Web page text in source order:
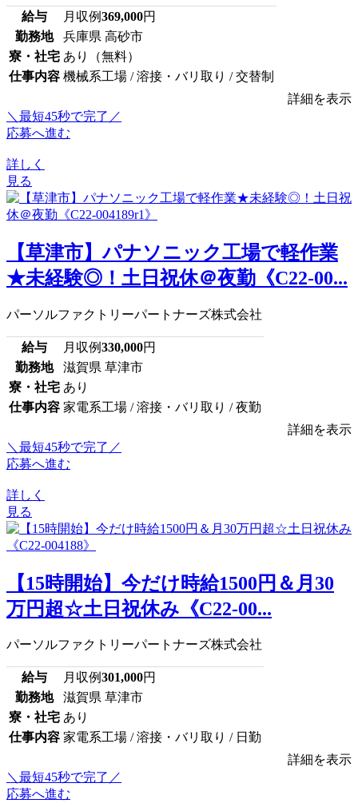
給与 月収例369,000円
勤務地
兵庫県 高砂市
寮・社宅 あり（無料）
仕事内容 機械系工場 / 溶接・バリ取り / 交替制
詳細を表示
＼最短45秒で完了／
応募へ進む
詳しく
見る
【草津市】パナソニック工場で軽作業
★未経験◎！土日祝休＠夜勤《C22-00...
パーソルファクトリーパートナーズ株式会社
給与 月収例330,000円
勤務地
滋賀県 草津市
寮・社宅 あり
仕事内容 家電系工場 / 溶接・バリ取り / 夜勤
詳細を表示
＼最短45秒で完了／
応募へ進む
詳しく
見る
【15時開始】今だけ時給1500円＆月30
万円超☆土日祝休み《C22-00...
パーソルファクトリーパートナーズ株式会社
給与 月収例301,000円
勤務地
滋賀県 草津市
寮・社宅 あり
仕事内容 家電系工場 / 溶接・バリ取り / 日勤
詳細を表示
＼最短45秒で完了／
応募へ進む